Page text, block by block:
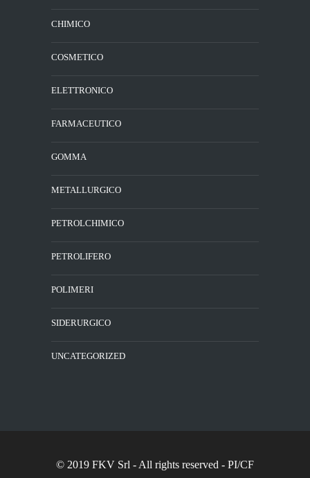
CHIMICO
COSMETICO
ELETTRONICO
FARMACEUTICO
GOMMA
METALLURGICO
PETROLCHIMICO
PETROLIFERO
POLIMERI
SIDERURGICO
UNCATEGORIZED
© 2019 FKV Srl - All rights reserved - PI/CF